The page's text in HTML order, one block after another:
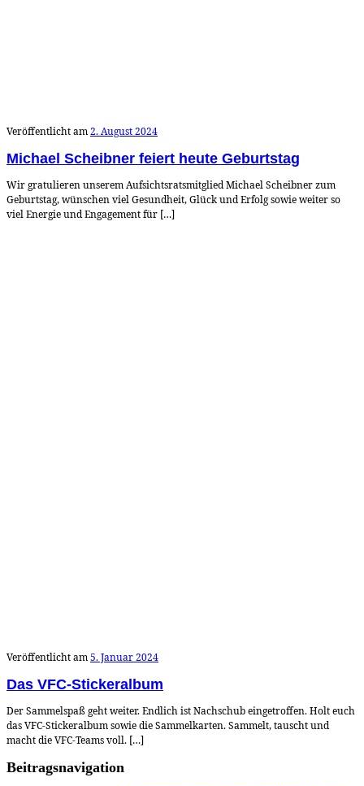
Veröffentlicht am2. August 2024
Michael Scheibner feiert heute Geburtstag
Wir gratulieren unserem Aufsichtsratsmitglied Michael Scheibner zum
Geburtstag, wünschen viel Gesundheit, Glück und Erfolg sowie weiter so
viel Energie und Engagement für […]
Veröffentlicht am5. Januar 2024
Das VFC-Stickeralbum
Der Sammelspaß geht weiter. Endlich ist Nachschub eingetroffen. Holt euch
das VFC-Stickeralbum sowie die Sammelkarten. Sammelt, tauscht und
macht die VFC-Teams voll. […]
Beitragsnavigation